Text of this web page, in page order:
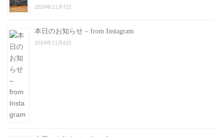
2024年11月7日
本日のお知らせ – from Instagram
2024年11月6日